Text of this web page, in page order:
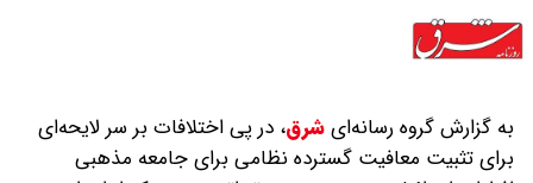
به گزارش گروه رسانه‌ایشرق، در پی اختلافات بر سر لایحه‌ای
برای تثبیت معافیت گسترده نظامی برای جامعه مذهبی